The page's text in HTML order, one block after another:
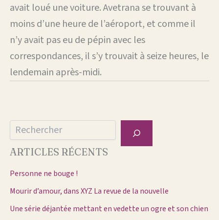
avait loué une voiture. Avetrana se trouvant à
moins d’une heure de l’aéroport, et comme il
n’y avait pas eu de pépin avec les
correspondances, il s’y trouvait à seize heures, le
lendemain après-midi.
Rechercher
ARTICLES RÉCENTS
Personne ne bouge !
Mourir d’amour, dans XYZ La revue de la nouvelle
Une série déjantée mettant en vedette un ogre et son chien